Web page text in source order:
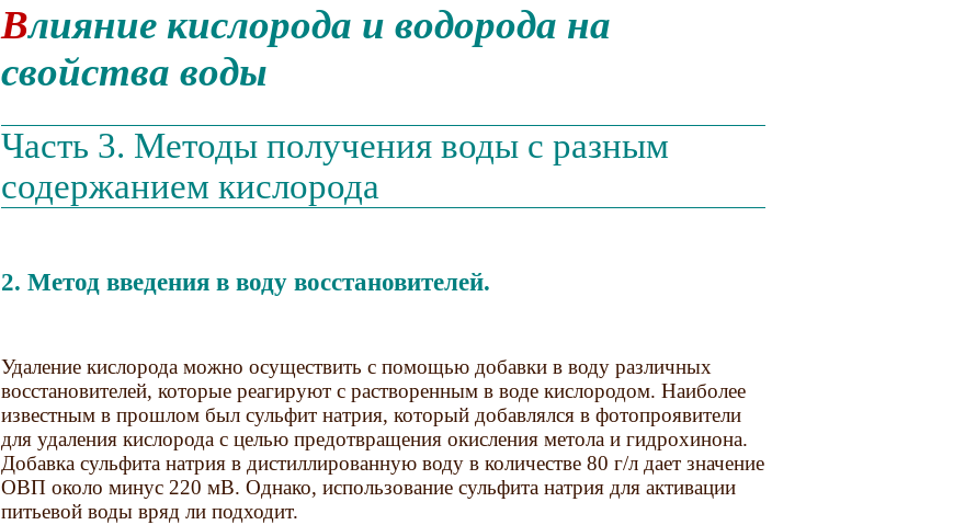
Влияние кислорода и водорода на
свойства воды
Часть 3. Методы получения воды с разным
содержанием кислорода
2. Метод введения в воду восстановителей.
Удаление кислорода можно осуществить с помощью добавки в воду различных
восстановителей, которые реагируют с растворенным в воде кислородом. Наиболее
известным в прошлом был сульфит натрия, который добавлялся в фотопроявители
для удаления кислорода с целью предотвращения окисления метола и гидрохинона.
Добавка сульфита натрия в дистиллированную воду в количестве 80 г/л дает значение
ОВП около минус 220 мВ. Однако, использование сульфита натрия для активации
питьевой воды вряд ли подходит.